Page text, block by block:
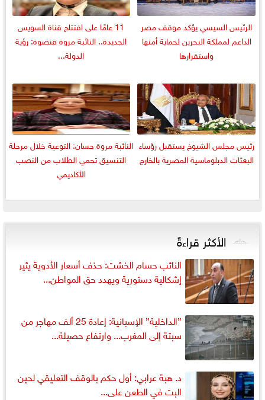
الرئيس السيسي يؤكد موقف مصر
الداعم لمملكة البحرين لحماية أمنها
واستقرارها
11 عامًا على افتتاح قناة السويس
الجديدة.. النائبة مروة قنصوة: رؤية
الدولة...
رئيس مجلس الشيوخ يستقبل رؤساء
البعثات الدبلوماسية المصرية بالخارج
النائبة مروة حسان: التوعية خلال مرحلة
التنسيق تحمي الطلاب من النصب
الأكاديمي
الأكثر قراءةً
النائب حسام الخشت: حذف أسعار الأدوية يثير
إشكالية دستورية ويهدد حق المواطن...
”الداخلية” الإسبانية: إعادة 25 ألف مهاجر من
سبتة إلى المغرب... وارتفاع حصيلة...
د. هبة عرابي: أول حكم بالوقف التعليقي لحين
البت في الطعن على...